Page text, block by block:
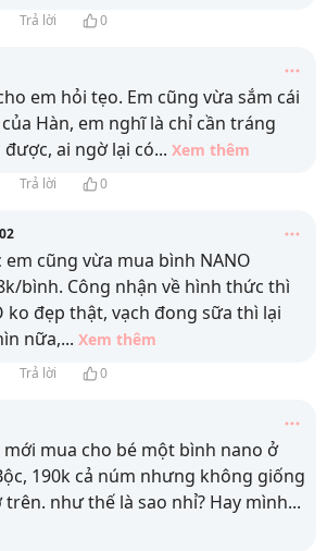
Trả lời 0
em hỏi tẹo. Em cũng vừa sắm cái
Hàn, em nghĩ là chỉ cần tráng
ai ngờ lại có... Xem thêm
Trả lời 0
cũng vừa mua bình NANO
bình. Công nhận về hình thức thì
ko đẹp thật, vạch đong sữa thì lại
nữa,... Xem thêm
Trả lời 0
mua cho bé một bình nano ở
190k cả núm nhưng không giống
như thế là sao nhỉ? Hay mình...